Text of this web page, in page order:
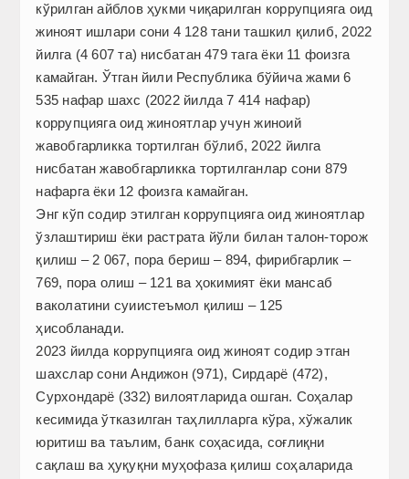
кўрилган айблов ҳукми чиқарилган коррупцияга оид
жиноят ишлари сони 4 128 тани ташкил қилиб, 2022
йилга (4 607 та) нисбатан 479 тага ёки 11 фоизга
камайган. Ўтган йили Республика бўйича жами 6
535 нафар шахс (2022 йилда 7 414 нафар)
коррупцияга оид жиноятлар учун жиноий
жавобгарликка тортилган бўлиб, 2022 йилга
нисбатан жавобгарликка тортилганлар сони 879
нафарга ёки 12 фоизга камайган.
Энг кўп содир этилган коррупция­га оид жиноятлар
ўзлаштириш ёки растрата йўли билан талон-торож
қилиш – 2 067, пора бериш – 894, фирибгарлик –
769, пора олиш – 121 ва ҳокимият ёки мансаб
ваколатини суиистеъмол қилиш – 125
ҳисобланади.
2023 йилда коррупцияга оид жиноят содир этган
шахслар сони Андижон (971), Сирдарё (472),
Сурхондарё (332) вилоятларида ошган. Соҳалар
кесимида ўтказилган таҳлилларга кўра, хўжалик
юритиш ва таълим, банк соҳасида, соғлиқни
сақлаш ва ҳуқуқни муҳофаза қилиш соҳаларида